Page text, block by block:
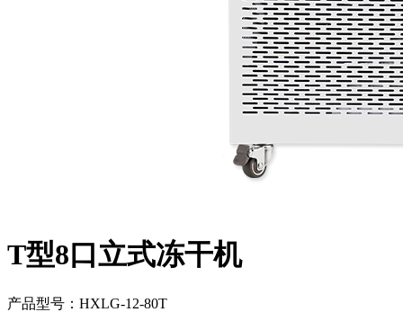
T型8口立式冻干机
产品型号： HXLG-12-80T